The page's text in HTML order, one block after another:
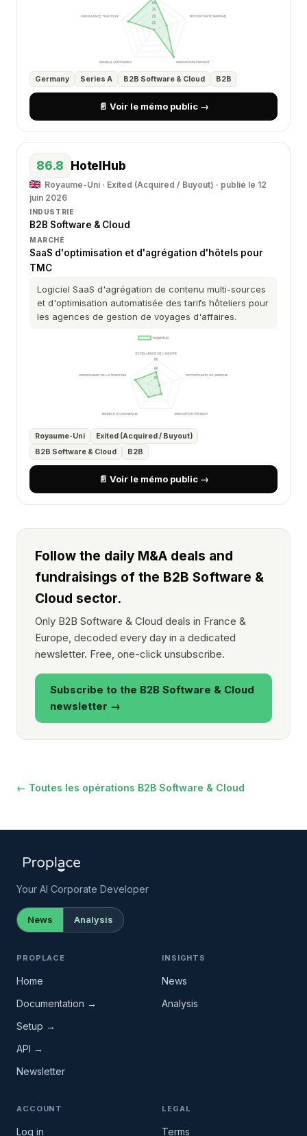
Germany Series A B2B Software & Cloud B2B
📄 Voir le mémo public →
86.8 HotelHub
Royaume-Uni · Exited (Acquired / Buyout) · publié le 12
juin 2026
INDUSTRIE
B2B Software & Cloud
MARCHÉ
SaaS d'optimisation et d'agrégation d'hôtels pour
TMC
Logiciel SaaS d'agrégation de contenu multi-sources
et d'optimisation automatisée des tarifs hôteliers pour
les agences de gestion de voyages d'affaires.
Royaume-Uni
Exited (Acquired / Buyout)
B2B Software & Cloud
B2B
📄 Voir le mémo public →
Follow the daily M&A deals and
fundraisings of the B2B Software &
Cloud sector.
Only B2B Software & Cloud deals in France &
Europe, decoded every day in a dedicated
newsletter. Free, one-click unsubscribe.
Subscribe to the B2B Software & Cloud
newsletter →
← Toutes les opérations B2B Software & Cloud
Your AI Corporate Developer
News Analysis
PROPLACE
Home
Documentation →
Setup →
API →
Newsletter
INSIGHTS
News
Analysis
ACCOUNT
Log in
LEGAL
Terms